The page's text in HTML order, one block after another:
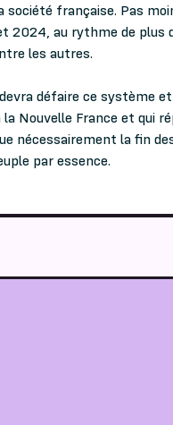
société française. Pas
2024, au rythme de plus
les autres.
défaire ce système
Nouvelle France et qui
nécessairement la fin
par essence.